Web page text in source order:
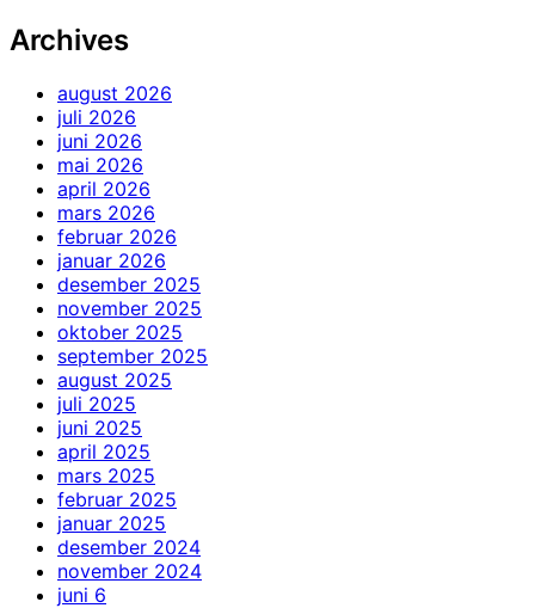
Archives
august 2026
juli 2026
juni 2026
mai 2026
april 2026
mars 2026
februar 2026
januar 2026
desember 2025
november 2025
oktober 2025
september 2025
august 2025
juli 2025
juni 2025
april 2025
mars 2025
februar 2025
januar 2025
desember 2024
november 2024
juni 6